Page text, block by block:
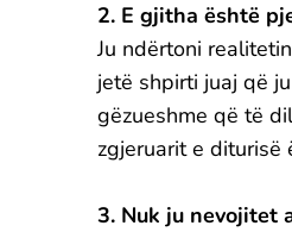
2. E gjitha është
Ju ndërtoni
jetë shpirti juaj që
gëzueshme që të
zgjeruarit e diturisë
3. Nuk ju nevojitet